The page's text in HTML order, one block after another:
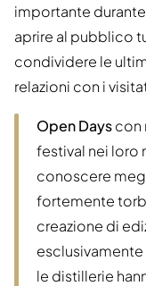
importante
aprire al pubblico
condividere le
relazioni con i
Open Dayscon
festival nei loro
conoscere
fortemente
creazione di
le distillerie